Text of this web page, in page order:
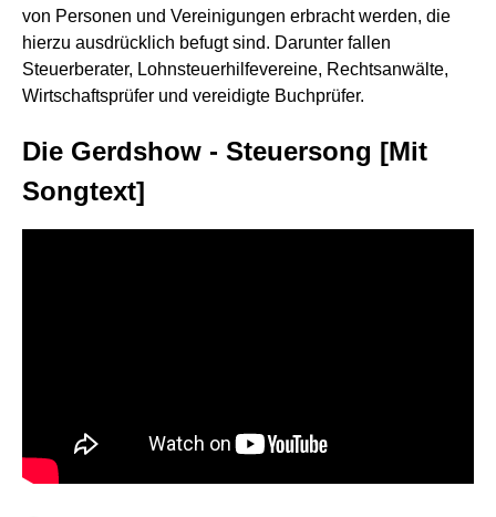
von Personen und Vereinigungen erbracht werden, die
hierzu ausdrücklich befugt sind. Darunter fallen
Steuerberater, Lohnsteuerhilfevereine, Rechtsanwälte,
Wirtschaftsprüfer und vereidigte Buchprüfer.
Die Gerdshow - Steuersong [Mit
Songtext]